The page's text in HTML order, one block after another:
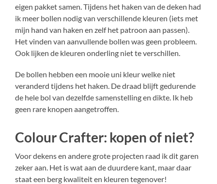
eigen pakket samen. Tijdens het haken van de deken had
ik meer bollen nodig van verschillende kleuren (iets met
mijn hand van haken en zelf het patroon aan passen).
Het vinden van aanvullende bollen was geen probleem.
Ook lijken de kleuren onderling niet te verschillen.
De bollen hebben een mooie uni kleur welke niet
veranderd tijdens het haken. De draad blijft gedurende
de hele bol van dezelfde samenstelling en dikte. Ik heb
geen rare knopen aangetroffen.
Colour Crafter: kopen of niet?
Voor dekens en andere grote projecten raad ik dit garen
zeker aan. Het is wat aan de duurdere kant, maar daar
staat een berg kwaliteit en kleuren tegenover!